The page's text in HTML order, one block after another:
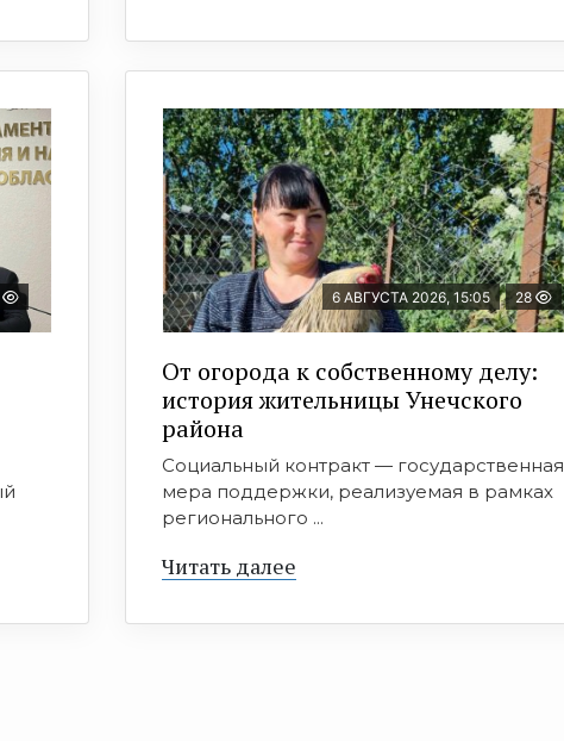
6 АВГУСТА 2026, 15:05 28
От огорода к собственному делу:
история жительницы Унечского
района
Социальный контракт — государственная
мера поддержки, реализуемая в рамках
регионального ...
Читать далее